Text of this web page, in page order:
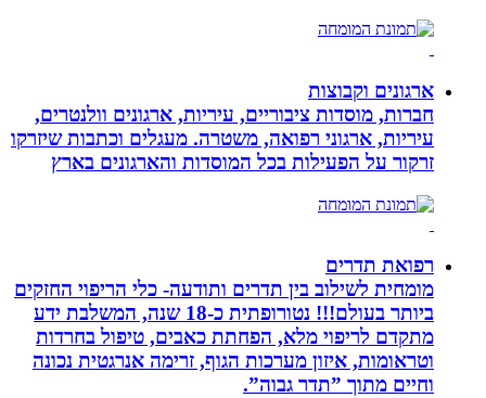
ארגונים וקבוצות
חברות, מוסדות ציבוריים, עיריות, ארגונים וולנטרים,
עיריות, ארגוני רפואה, משטרה. מעגלים וכתבות שיזרקו
זרקור על הפעילות בכל המוסדות והארגונים בארץ
רפואת תדרים
מומחית לשילוב בין תדרים ותודעה- כלי הריפוי החזקים
ביותר בעולם!!! נטורופתית כ-18 שנה, המשלבת ידע
מתקדם לריפוי מלא, הפחתת כאבים, טיפול בחרדות
וטראומות, איזון מערכות הגוף, זרימה אנרגטית נכונה
וחיים מתוך ”תדר גבוה”.